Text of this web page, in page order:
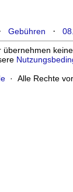
Gebühren ·
· Alle Rechte